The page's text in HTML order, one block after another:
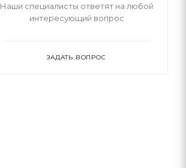
Наши специалисты ответят на любой
интересующий вопрос
ЗАДАТЬ ВОПРОС